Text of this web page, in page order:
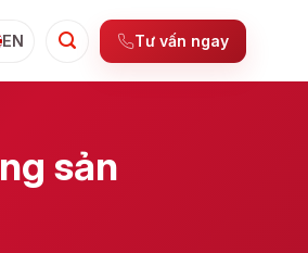
EN Tư vấn ngay
sản